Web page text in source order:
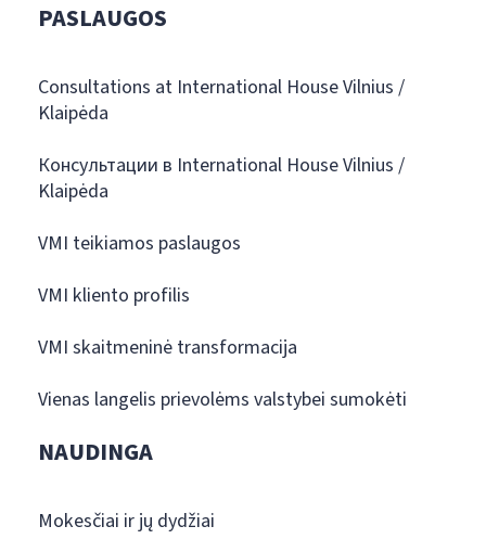
PASLAUGOS
Consultations at International House Vilnius /
Klaipėda
Консультации в International House Vilnius /
Klaipėda
VMI teikiamos paslaugos
VMI kliento profilis
VMI skaitmeninė transformacija
Vienas langelis prievolėms valstybei sumokėti
NAUDINGA
Mokesčiai ir jų dydžiai